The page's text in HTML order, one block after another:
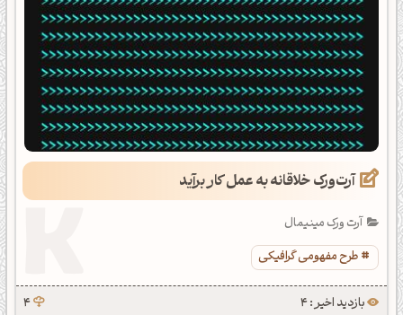
آرت‌ورک خلاقانه به عمل کار برآید
آرت ورک مینیمال
طرح مفهومی گرافیکی
بازدید اخیر : 4 4